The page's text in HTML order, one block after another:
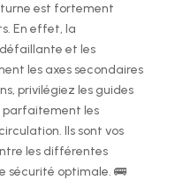
est fortement
En effet, la
et les
les axes secondaires
privilégiez les guides
parfaitement les
Ils sont vos
les différentes
sécurité optimale. 🚌